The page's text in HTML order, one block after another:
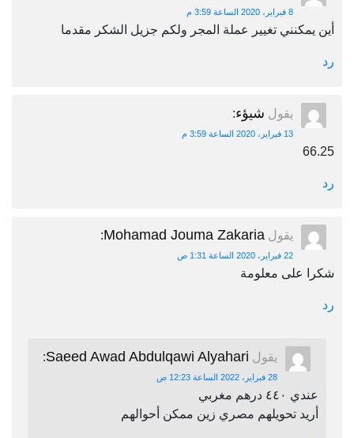
8 فبراير، 2020 الساعة 3:59 م
أين يمكنني تغيير عملة المجر ولكم جزيل الشكر مقدما
رد
يقول شيؤء:
13 فبراير، 2020 الساعة 3:59 م
66.25
رد
يقول Mohamad Jouma Zakaria
:
22 فبراير، 2020 الساعة 1:31 ص
شكرا على معلومة
رد
يقول Saeed Awad Abdulqawi Alyahari
:
28 فبراير، 2022 الساعة 12:23 ص
عندي ٤٤٠ درهم مغربي
أريد تحويلهم مصري زين ممكن أحوالهم